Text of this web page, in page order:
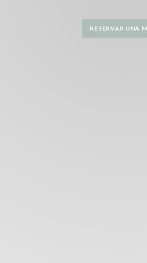
RESERVAR UNA